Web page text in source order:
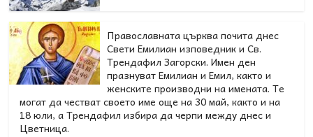
Православната църква почита днес
Свети Емилиан изповедник и Св.
Трендафил Загорски. Имен ден
празнуват Емилиан и Емил, както и
женските производни на имената. Те
могат да честват своето име още на 30 май, както и на
18 юли, а Трендафил избира да черпи между днес и
Цветница.